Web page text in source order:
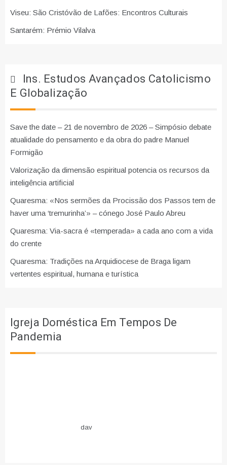
Viseu: São Cristóvão de Lafões: Encontros Culturais
Santarém: Prémio Vilalva
Ins. Estudos Avançados Catolicismo
E Globalização
Save the date – 21 de novembro de 2026 – Simpósio debate
atualidade do pensamento e da obra do padre Manuel
Formigão
Valorização da dimensão espiritual potencia os recursos da
inteligência artificial
Quaresma: «Nos sermões da Procissão dos Passos tem de
haver uma ‘tremurinha’» – cónego José Paulo Abreu
Quaresma: Via-sacra é «temperada» a cada ano com a vida
do crente
Quaresma: Tradições na Arquidiocese de Braga ligam
vertentes espiritual, humana e turística
Igreja Doméstica Em Tempos De
Pandemia
dav